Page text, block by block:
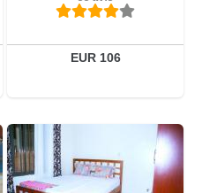
EUR 106
Détails
Réserver